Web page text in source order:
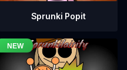
Sprunki Popit